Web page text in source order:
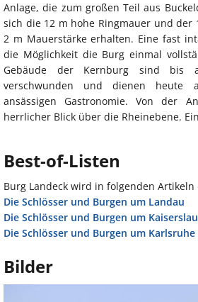
Anlage, die zum großen Teil aus
sich die 12 m hohe Ringmauer und der
2 m Mauerstärke erhalten. Eine fast
die Möglichkeit die Burg einmal
Gebäude der Kernburg sind bis
verschwunden und dienen heute
ansässigen Gastronomie. Von der
herrlicher Blick über die Rheinebene.
Best-of-Listen
Burg Landeck wird in folgenden Artikeln
Die Schlösser und Burgen um Landau
Die Schlösser und Burgen um
Die Schlösser und Burgen um Karlsruhe
Bilder